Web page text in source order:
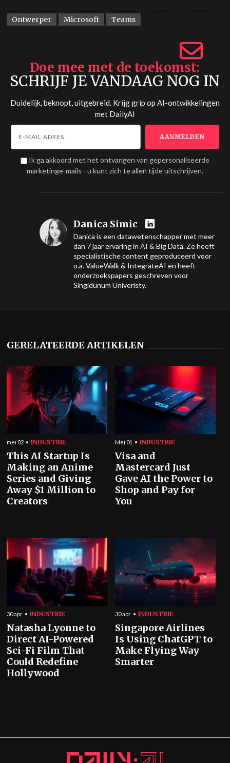
Ontwerper Microsoft Teams
Doe mee met de toekomst
SCHRIJF JE VANDAAG NOG IN
Duidelijk, beknopt, uitgebreid. Krijg grip op AI-ontwikkelingen
met DailyAI
Ik ga akkoord met het ontvangen van gepersonaliseerde
marketinge-mails - u kunt zich te allen tijde uitschrijven.
Danica Simic
Danica is een datawetenschapper met meer
dan 7 jaar ervaring in AI & Big Data. Ze heeft
specialistische content geproduceerd voor
o.a. ValueWalk & IntegrateAI en heeft
onderzoekspapers geschreven voor
Singidunum Univeristy.
GERELATEERDE ARTIKELEN
mei 02 INDUSTRIE
This AI Startup Is
Making an Anime
Series and Giving
Away $1 Million to
Creators
Mei 01 INDUSTRIE
Visa and
Mastercard Just
Gave AI the Power to
Shop and Pay for
You
30 apr INDUSTRIE
Natasha Lyonne to
Direct AI-Powered
Sci-Fi Film That
Could Redefine
Hollywood
30 apr INDUSTRIE
Singapore Airlines
Is Using ChatGPT to
Make Flying Way
Smarter